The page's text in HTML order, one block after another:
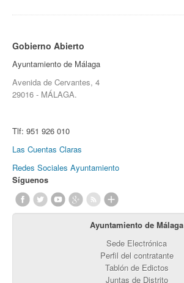
Gobierno Abierto
Ayuntamiento de Málaga
Avenida de Cervantes, 4
29016 - MÁLAGA.
Tlf: 951 926 010
Las Cuentas Claras
Redes Sociales Ayuntamiento
Síguenos
Ayuntamiento de Málaga
Sede Electrónica
Perfil del contratante
Tablón de Edictos
Juntas de Distrito